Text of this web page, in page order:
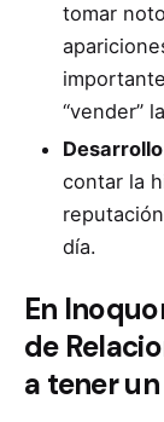
tomar
“vender”
contar la
día.
En
de
a tener